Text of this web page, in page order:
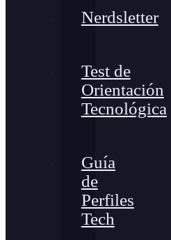
Nerdsletter
Test de
Orientación
Tecnológica
Guía
de
Perfiles
Tech